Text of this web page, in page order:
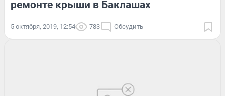
ремонте крыши в Баклашах
5 октября, 2019, 12:54 783 Обсудить